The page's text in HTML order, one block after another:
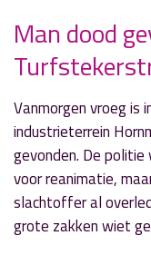
« Vorig nieuwsbericht
Lopers en
28 maart 2017
» Volgend nieuwsbericht
Gemeente
30 maart 2017
Man dood
Vanmorgen vroeg
industrieterrein
gevonden. De
voor reanimatie,
slachtoffer al
grote zakken wiet